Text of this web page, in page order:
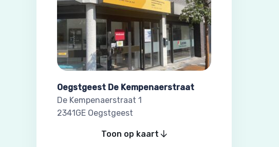
Oegstgeest De Kempenaerstraat
De Kempenaerstraat 1
2341GE Oegstgeest
Toon op kaart